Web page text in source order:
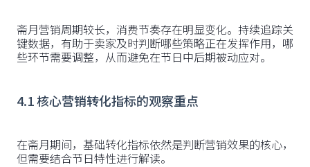
斋月营销周期较长，消费节奏存在明显变化。持续追踪关
键数据，有助于卖家及时判断哪些策略正在发挥作用，哪
些环节需要调整，从而避免在节日中后期被动应对。
4.1 核心营销转化指标的观察重点
在斋月期间，基础转化指标依然是判断营销效果的核心，
但需要结合节日特性进行解读。